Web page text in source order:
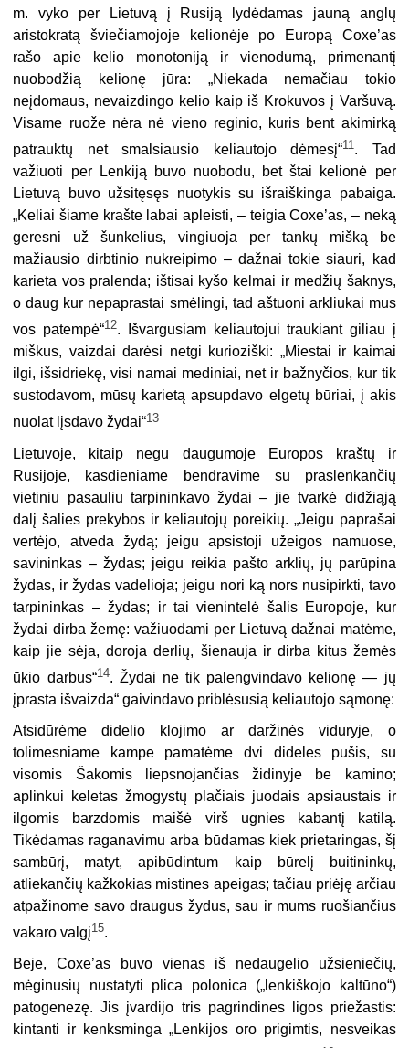
m. vyko per Lietuvą į Rusiją lydėdamas jauną anglų
aristokratą šviečiamojoje kelionėje po Europą Coxe’as
rašo apie kelio monotoniją ir vienodumą, primenantį
nuobodžią kelionę jūra: „Niekada nemačiau tokio
neįdomaus, nevaizdingo kelio kaip iš Krokuvos į Varšuvą.
Visame ruože nėra nė vieno reginio, kuris bent akimirką
patrauktų net smalsiausio keliautojo dėmesį“11 . Tad
važiuoti per Lenkiją buvo nuobodu, bet štai kelionė per
Lietuvą buvo užsitęsęs nuotykis su išraiškinga pabaiga.
„Keliai šia­me krašte labai apleisti, – teigia Coxe’as, – neką
geresni už šunkelius, vingiuoja per tankų mišką be
mažiausio dirbtinio nukreipimo – dažnai tokie siauri, kad
karieta vos pralenda; ištisai kyšo kelmai ir medžių šaknys,
o daug kur nepa­prastai smėlingi, tad aštuoni arkliukai mus
vos patempė“12. Išvargusiam keliau­tojui traukiant giliau į
miškus, vaizdai darėsi netgi kurioziški: „Miestai ir kaimai
ilgi, išsidriekę, visi namai mediniai, net ir bažnyčios, kur tik
sustodavom, mūsų karietą apsupdavo elgetų būriai, į akis
nuolat lįsdavo žydai“13
Lietuvoje, kitaip negu daugumoje Europos kraštų ir
Rusijoje, kasdieniame bendravime su praslenkančių
vietiniu pasauliu tarpininkavo žydai – jie tvarkė didžiąją
dalį šalies prekybos ir keliautojų poreikių. „Jeigu paprašai
vertėjo, atve­da žydą; jeigu apsistoji užeigos namuose,
savininkas – žydas; jeigu reikia pašto arklių, jų parūpina
žydas, ir žydas vadelioja; jeigu nori ką nors nusipirkti, tavo
tarpininkas – žydas; ir tai vienintelė šalis Europoje, kur
žydai dirba žemę: va­žiuodami per Lietuvą dažnai matėme,
kaip jie sėja, doroja derlių, šienauja ir dirba kitus žemės
ūkio darbus“14. Žydai ne tik palengvindavo kelionę — jų
įprasta išvaizda“ gaivindavo priblėsusią keliautojo sąmonę:
Atsidūrėme didelio klojimo ar daržinės viduryje, o
tolimesniame kampe pamatėme dvi dide­les pušis, su
visomis Šakomis liepsnojančias židinyje be kamino;
aplinkui keletas žmogystų plačiais juodais apsiaustais ir
ilgomis barzdomis maišė virš ugnies kabantį katilą.
Tikėdamas raganavimu arba būdamas kiek prietaringas, šį
sambūrį, matyt, apibūdintum kaip būrelį bui­tininkų,
atliekančių kažkokias mistines apeigas; tačiau priėję arčiau
atpažinome savo draugus žydus, sau ir mums ruošiančius
vakaro valgį15.
Beje, Coxe’as buvo vienas iš nedaugelio užsieniečių,
mėginusių nustatyti plica polonica („lenkiškojo kaltūno“)
patogenezę. Jis įvardijo tris pagrindines ligos priežastis:
kintanti ir kenksminga „Lenkijos oro prigimtis, nesveikas